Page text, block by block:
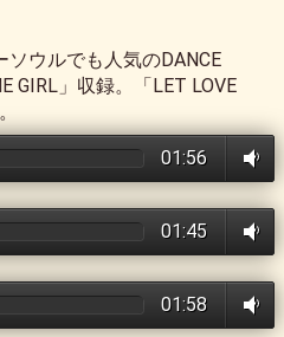
ウルでも人気のDANCE
GIRL」収録。「LET LOVE
01:56
01:45
01:58